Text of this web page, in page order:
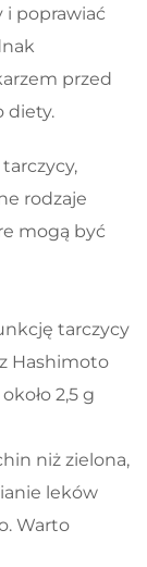
poprawiać
przed
diety.
rodzaje
mogą być
tarczycy
Hashimoto
2,5 g
niż zielona,
leków
Warto